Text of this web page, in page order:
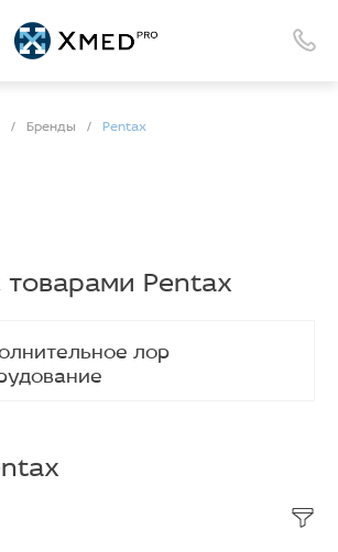
/ Бренды / Pentax
Pentax
лор